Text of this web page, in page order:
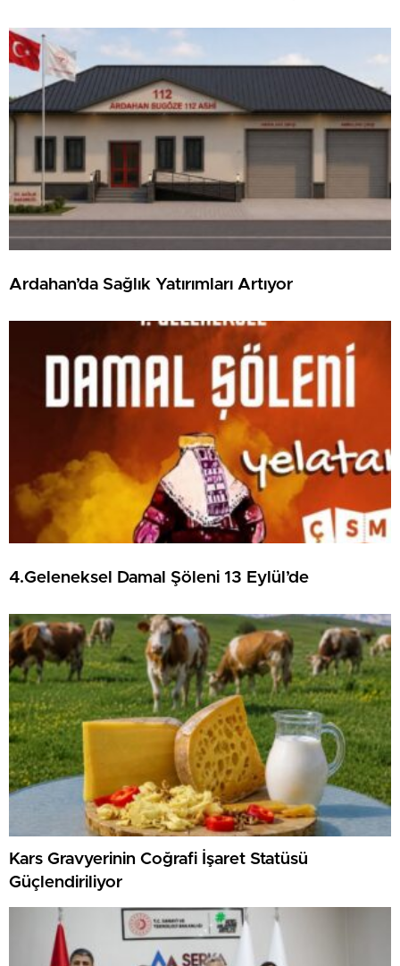
Ardahan’da Sağlık Yatırımları Artıyor
4.Geleneksel Damal Şöleni 13 Eylül’de
Kars Gravyerinin Coğrafi İşaret Statüsü
Güçlendiriliyor